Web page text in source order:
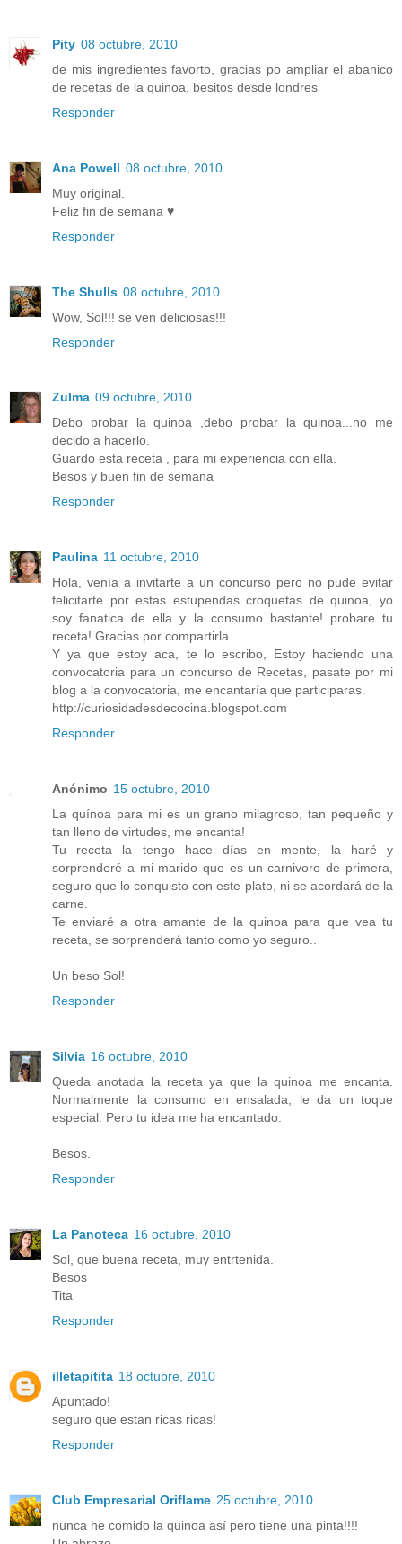
Pity 08 octubre, 2010
de mis ingredientes favorto, gracias po ampliar el abanico
de recetas de la quinoa, besitos desde londres
Responder
Ana Powell 08 octubre, 2010
Muy original.
Feliz fin de semana ♥
Responder
The Shulls 08 octubre, 2010
Wow, Sol!!! se ven deliciosas!!!
Responder
Zulma 09 octubre, 2010
Debo probar la quinoa ,debo probar la quinoa...no me
decido a hacerlo.
Guardo esta receta , para mi experiencia con ella.
Besos y buen fin de semana
Responder
Paulina 11 octubre, 2010
Hola, venía a invitarte a un concurso pero no pude evitar
felicitarte por estas estupendas croquetas de quinoa, yo
soy fanatica de ella y la consumo bastante! probare tu
receta! Gracias por compartirla.
Y ya que estoy aca, te lo escribo, Estoy haciendo una
convocatoria para un concurso de Recetas, pasate por mi
blog a la convocatoria, me encantaría que participaras.
http://curiosidadesdecocina.blogspot.com
Responder
Anónimo 15 octubre, 2010
La quínoa para mi es un grano milagroso, tan pequeño y
tan lleno de virtudes, me encanta!
Tu receta la tengo hace días en mente, la haré y
sorprenderé a mi marido que es un carnivoro de primera,
seguro que lo conquisto con este plato, ni se acordará de la
carne.
Te enviaré a otra amante de la quinoa para que vea tu
receta, se sorprenderá tanto como yo seguro..
Un beso Sol!
Responder
Silvia 16 octubre, 2010
Queda anotada la receta ya que la quinoa me encanta.
Normalmente la consumo en ensalada, le da un toque
especial. Pero tu idea me ha encantado.
Besos.
Responder
La Panoteca 16 octubre, 2010
Sol, que buena receta, muy entrtenida.
Besos
Tita
Responder
illetapitita 18 octubre, 2010
Apuntado!
seguro que estan ricas ricas!
Responder
Club Empresarial Oriflame 25 octubre, 2010
nunca he comido la quinoa así pero tiene una pinta!!!!